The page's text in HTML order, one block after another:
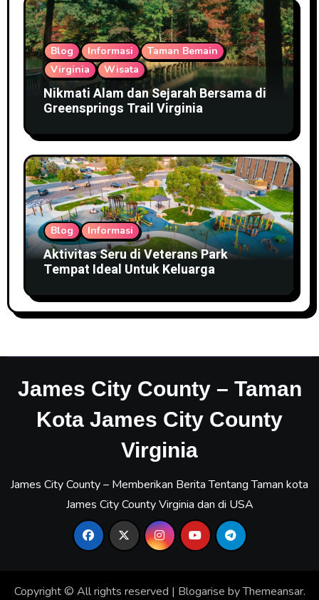
Blog Informasi
Taman Bemain
Virginia
Wisata
Nikmati Alam dan Sejarah Bersama di
Greensprings Trail Virginia
Blog Informasi
Aktivitas Seru di Veterans Park
Tempat Ideal Untuk Keluarga
James City County – Taman
Kota James City County
Virginia
James City County – Memberikan Berita Tentang Taman kota
James City County Virginia dan di USA
Copyright © All rights reserved | Blogarise byThemeansar.